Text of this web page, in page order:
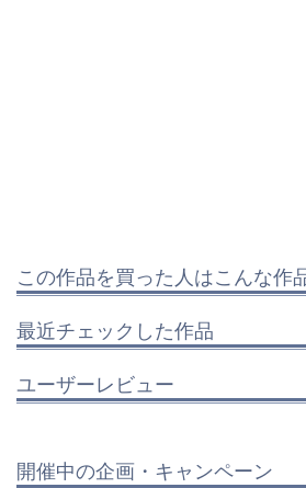
この作品を買った人はこんな作
最近チェックした作品
ユーザーレビュー
開催中の企画・キャンペーン